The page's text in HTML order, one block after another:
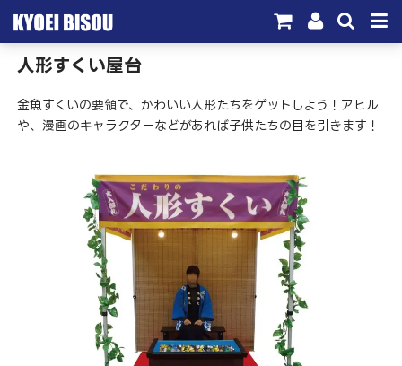
サービス
取引実績
会社概要
お問い合わせ
⼈形すくい屋台
金魚すくいの要領で、かわいい人形たちをゲットしよう！アヒル
や、漫画のキャラクターなどがあれば子供たちの目を引きます！